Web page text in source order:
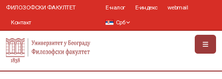
ФИЛОЗОФСКИ ФАКУЛТЕТ
Контакт
Е-налог Е-индекс webmail
Срб